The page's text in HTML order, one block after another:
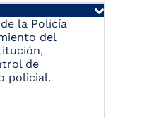
la Policía
del
de
policial.